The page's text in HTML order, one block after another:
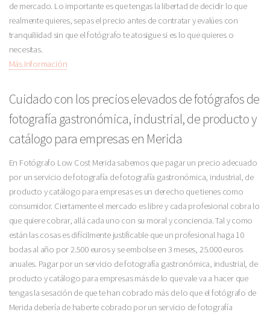
de mercado. Lo importante es que tengas la libertad de decidir lo que
realmente quieres, sepas el precio antes de contratar y evalúes con
tranquiliidad sin que el fotógrafo te atosigue si es lo que quieres o
necesitas.
Más Información
Cuidado con los precios elevados de fotógrafos de
fotografía gastronómica, industrial, de producto y
catálogo para empresas en Merida
En Fotógrafo Low Cost Merida sabemos que pagar un precio adecuado
por un servicio de fotografía de fotografía gastronómica, industrial, de
producto y catálogo para empresas es un derecho que tienes como
consumidor. Ciertamente el mercado es libre y cada profesional cobra lo
que quiere cobrar, allá cada uno con su moral y conciencia. Tal y como
están las cosas es difícilmente justificable que un profesional haga 10
bodas al año por 2.500 euros y se embolse en 3 meses, 25.000 euros
anuales. Pagar por un servicio de fotografía gastronómica, industrial, de
producto y catálogo para empresas más de lo que vale va a hacer que
tengas la sesación de que te han cobrado más de lo que el fotógrafo de
Merida debería de haberte cobrado por un servicio de fotografía